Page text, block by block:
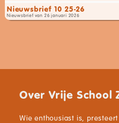
Nieuwsbrief 10 25-26
Nieuwsbrief van 26 januari 2026
Over Vrije School
Wie enthousiast is,